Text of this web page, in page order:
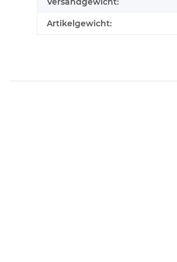
Artikelgewicht: